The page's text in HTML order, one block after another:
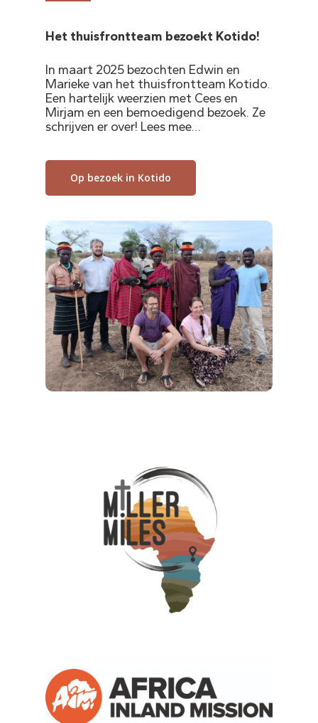
Het thuisfrontteam bezoekt Kotido!
In maart 2025 bezochten Edwin en
Marieke van het thuisfrontteam Kotido.
Een hartelijk weerzien met Cees en
Mirjam en een bemoedigend bezoek. Ze
schrijven er over! Lees mee…
Op bezoek in Kotido